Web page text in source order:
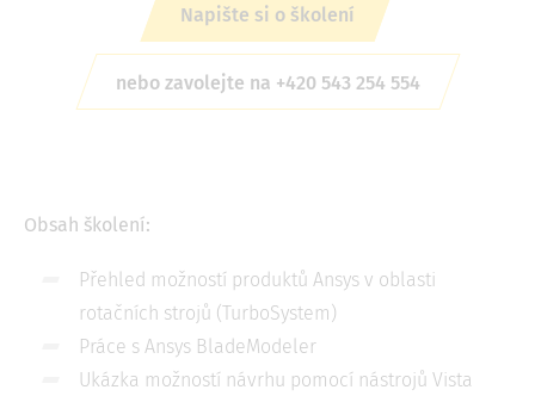
Napište si o školení
nebo zavolejte na +420 543 254 554
Obsah školení:
Přehled možností produktů Ansys v oblasti
rotačních strojů (TurboSystem)
Práce s Ansys BladeModeler
Ukázka možností návrhu pomocí nástrojů Vista